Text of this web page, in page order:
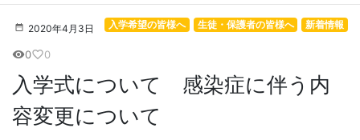
2020年4月3日 新着情報
生徒・保護者の皆様へ
入学希望の皆様へ
visibility0favorite_border0
入学式について 感染症に伴う内
容変更について